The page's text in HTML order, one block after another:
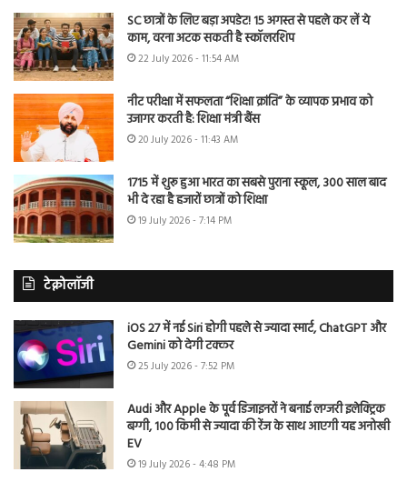
SC छात्रों के लिए बड़ा अपडेट! 15 अगस्त से पहले कर लें ये
काम, वरना अटक सकती है स्कॉलरशिप
22 July 2026 - 11:54 AM
नीट परीक्षा में सफलता “शिक्षा क्रांति” के व्यापक प्रभाव को
उजागर करती है: शिक्षा मंत्री बैंस
20 July 2026 - 11:43 AM
1715 में शुरू हुआ भारत का सबसे पुराना स्कूल, 300 साल बाद
भी दे रहा है हजारों छात्रों को शिक्षा
19 July 2026 - 7:14 PM
टेक्नोलॉजी
iOS 27 में नई Siri होगी पहले से ज्यादा स्मार्ट, ChatGPT और
Gemini को देगी टक्कर
25 July 2026 - 7:52 PM
Audi और Apple के पूर्व डिजाइनरों ने बनाई लग्जरी इलेक्ट्रिक
बग्गी, 100 किमी से ज्यादा की रेंज के साथ आएगी यह अनोखी
EV
19 July 2026 - 4:48 PM